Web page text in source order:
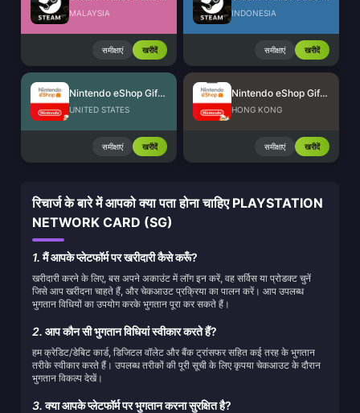
MALAYSIA
समीक्षाएं खरीदें
INDONESIA
समीक्षाएं खरीदें
Nintendo eShop Gift Card (US)
UNITED STATES
समीक्षाएं खरीदें
Nintendo eShop Gift Card (HK)
HONG KONG
समीक्षाएं खरीदें
रिचार्ज के बारे में आपको क्या पता होना चाहिए PLAYSTATION
NETWORK CARD (SG)
1.मैं आपके प्लेटफॉर्म पर खरीदारी कैसे करूँ?
खरीदारी करने के लिए, बस अपने अकाउंट में लॉग इन करें, वह सर्विस या प्रोडक्ट चुनें
जिसे आप खरीदना चाहते हैं, और चेकआउट प्रक्रिया का पालन करें। आप उपलब्ध
भुगतान विधियों का उपयोग करके भुगतान पूरा कर सकते हैं।
2. आप कौन सी भुगतान विधियां स्वीकार करते हैं?
हम क्रेडिट/डेबिट कार्ड, डिजिटल वॉलेट और बैंक ट्रांसफर सहित कई तरह के भुगतान
तरीके स्वीकार करते हैं। उपलब्ध तरीकों की पूरी सूची के लिए कृपया चेकआउट के दौरान
भुगतान विकल्प देखें।
3.क्या आपके प्लेटफॉर्म पर भुगतान करना सुरक्षित है?